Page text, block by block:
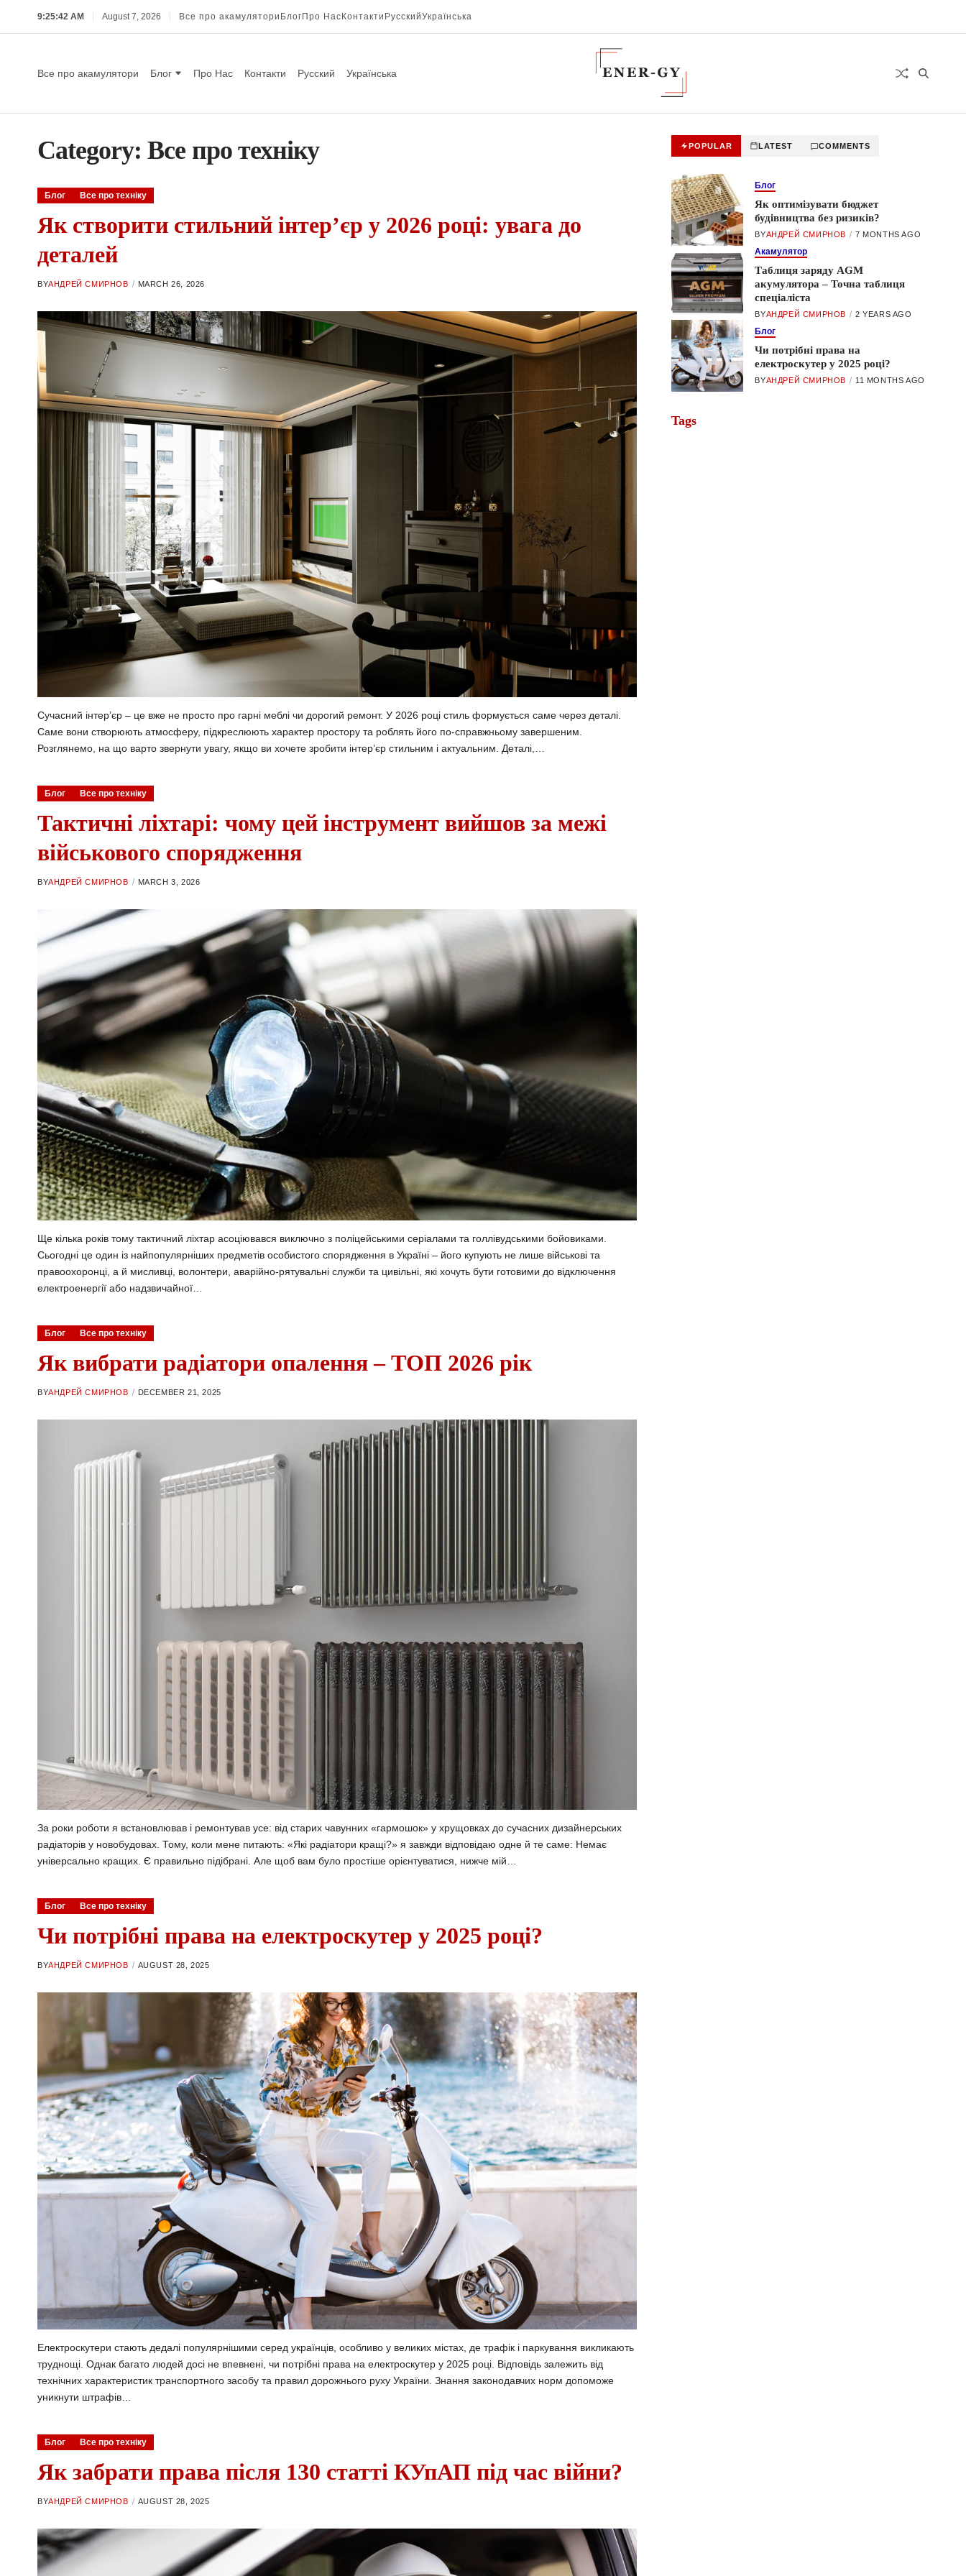
9:25:44 AM August 7, 2026 Все про акамулятори Блог Про Нас Контакти РусскийУкраїнська
Все про акамулятори Блог Про Нас Контакти Русский Українська
Category:Все про техніку
Блог Все про техніку
Як створити стильний інтер’єр у 2026 році: увага до
деталей
BYАНДРЕЙ СМИРНОВ MARCH 26, 2026
Сучасний інтер’єр – це вже не просто про гарні меблі чи дорогий ремонт. У 2026 році стиль формується саме через деталі.
Саме вони створюють атмосферу, підкреслюють характер простору та роблять його по-справжньому завершеним.
Розглянемо, на що варто звернути увагу, якщо ви хочете зробити інтер’єр стильним і актуальним. Деталі,…
Блог Все про техніку
Тактичні ліхтарі: чому цей інструмент вийшов за межі
військового спорядження
BYАНДРЕЙ СМИРНОВ MARCH 3, 2026
Ще кілька років тому тактичний ліхтар асоціювався виключно з поліцейськими серіалами та голлівудськими бойовиками.
Сьогодні це один із найпопулярніших предметів особистого спорядження в Україні – його купують не лише військові та
правоохоронці, а й мисливці, волонтери, аварійно-рятувальні служби та цивільні, які хочуть бути готовими до відключення
електроенергії або надзвичайної…
Блог Все про техніку
Як вибрати радіатори опалення – ТОП 2026 рік
BYАНДРЕЙ СМИРНОВ DECEMBER 21, 2025
За роки роботи я встановлював і ремонтував усе: від старих чавунних «гармошок» у хрущовках до сучасних дизайнерських
радіаторів у новобудовах. Тому, коли мене питають: «Які радіатори кращі?» я завжди відповідаю одне й те саме: Немає
універсально кращих. Є правильно підібрані. Але щоб вам було простіше орієнтуватися, нижче мій…
Блог Все про техніку
Чи потрібні права на електроскутер у 2025 році?
BYАНДРЕЙ СМИРНОВ AUGUST 28, 2025
Електроскутери стають дедалі популярнішими серед українців, особливо у великих містах, де трафік і паркування викликають
труднощі. Однак багато людей досі не впевнені, чи потрібні права на електроскутер у 2025 році. Відповідь залежить від
технічних характеристик транспортного засобу та правил дорожнього руху України. Знання законодавчих норм допоможе
уникнути штрафів…
Блог Все про техніку
Як забрати права після 130 статті КУпАП під час війни?
BYАНДРЕЙ СМИРНОВ AUGUST 28, 2025
POPULAR LATEST COMMENTS
Блог
Як оптимізувати бюджет
будівництва без ризиків?
BYАНДРЕЙ СМИРНОВ 7 MONTHS AGO
Акамулятор
Таблиця заряду AGM
акумулятора – Точна таблиця
спеціаліста
BYАНДРЕЙ СМИРНОВ 2 YEARS AGO
Блог
Чи потрібні права на
електроскутер у 2025 році?
BYАНДРЕЙ СМИРНОВ 11 MONTHS AGO
Tags